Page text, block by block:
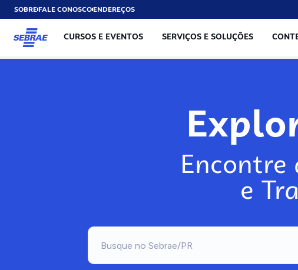
SOBREFALE CONOSCOENDEREÇOS
CURSOS E EVENTOS SERVIÇOS E SOLUÇÕES
Encontre
e